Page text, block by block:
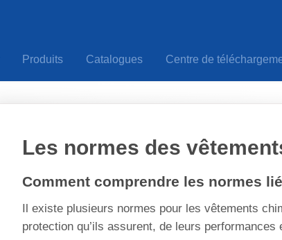
Produits Catalogues Centre de
Les normes des
Comment comprendre les normes
Il existe plusieurs normes pour les vêtements
protection qu’ils assurent, de leurs